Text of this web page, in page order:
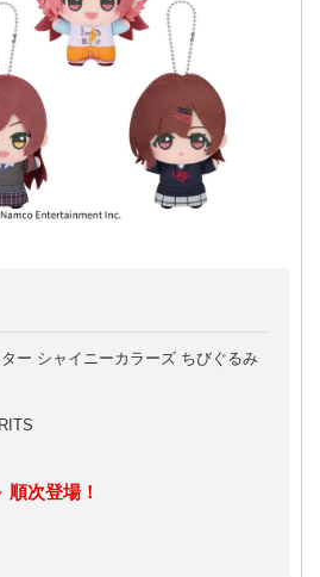
ー シャイニーカラーズ ちびぐるみ
順次登場！